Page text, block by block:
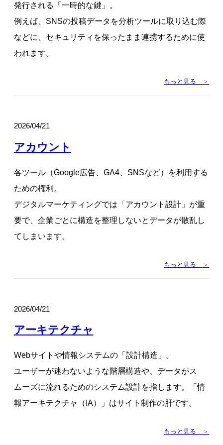
発行される「一時的な鍵」。
例えば、SNSの投稿データを分析ツールに取り込む際
などに、セキュリティを保ったまま連携するために使
われます。
もっと見る ＞
2026/04/21
アカウント
各ツール（Google広告、GA4、SNSなど）を利用する
ための権利。
デジタルマーケティングでは「アカウント設計」が重
要で、企業ごとに構造を整理しないとデータが散乱し
てしまいます。
もっと見る ＞
2026/04/21
アーキテクチャ
Webサイトや情報システムの「設計構造」。
ユーザーが迷わないような階層構造や、データがス
ムーズに流れるためのシステム設計を指します。「情
報アーキテクチャ（IA）」はサイト制作の肝です。
もっと見る ＞